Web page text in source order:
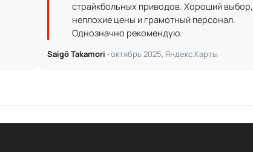
страйкбольных приводов. Хороший выбор,
неплохие цены и грамотный персонал.
Однозначно рекомендую.
Saigō Takamori ·октябрь 2025, Яндекс.Карты